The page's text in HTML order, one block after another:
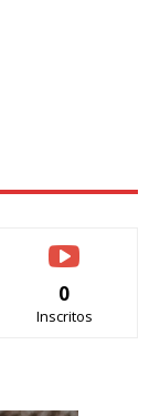
0
Inscritos